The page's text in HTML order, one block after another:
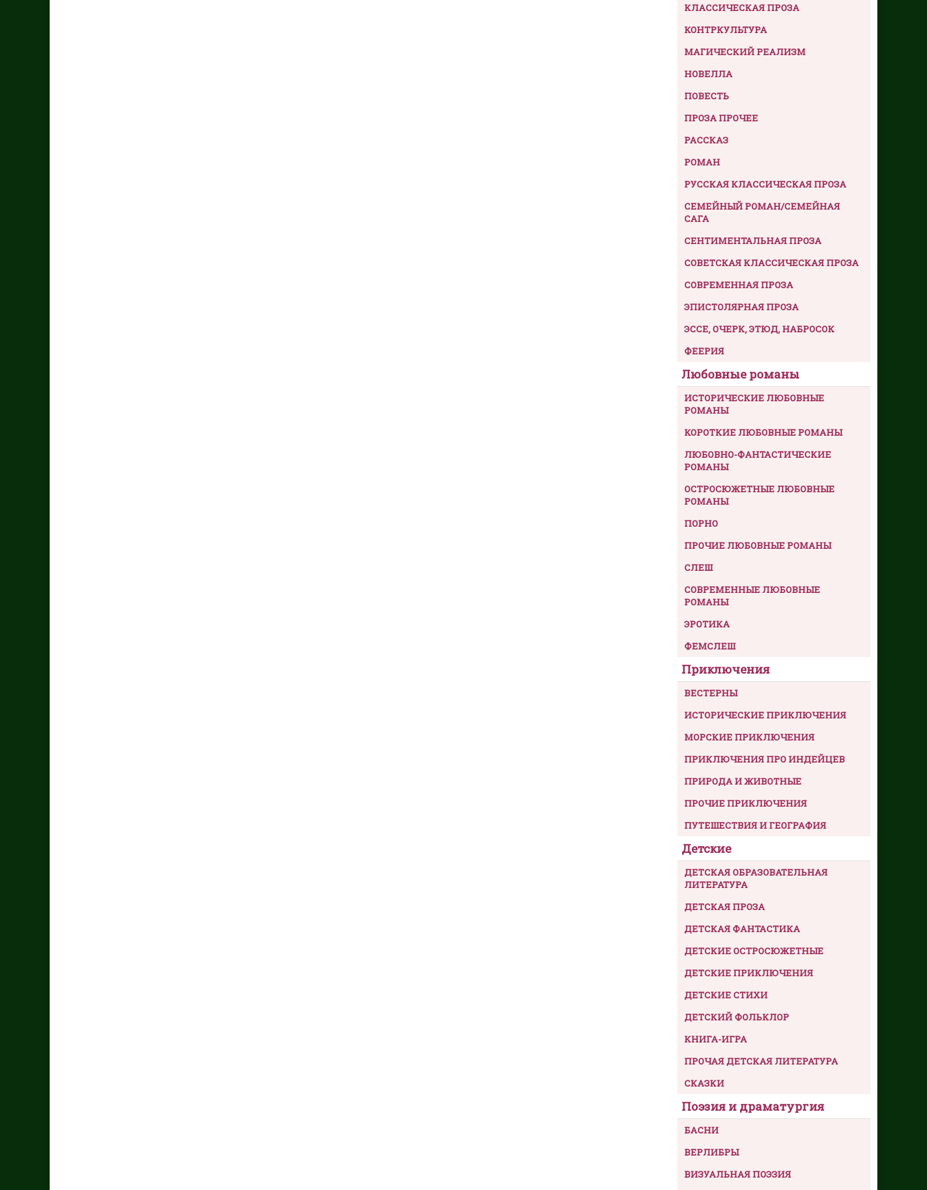
КЛАССИЧЕСКАЯ ПРОЗА
КОНТРКУЛЬТУРА
МАГИЧЕСКИЙ РЕАЛИЗМ
НОВЕЛЛА
ПОВЕСТЬ
ПРОЗА ПРОЧЕЕ
РАССКАЗ
РОМАН
РУССКАЯ КЛАССИЧЕСКАЯ ПРОЗА
СЕМЕЙНЫЙ РОМАН/СЕМЕЙНАЯ
САГА
СЕНТИМЕНТАЛЬНАЯ ПРОЗА
СОВЕТСКАЯ КЛАССИЧЕСКАЯ ПРОЗА
СОВРЕМЕННАЯ ПРОЗА
ЭПИСТОЛЯРНАЯ ПРОЗА
ЭССЕ, ОЧЕРК, ЭТЮД, НАБРОСОК
ФЕЕРИЯ
Любовные романы
ИСТОРИЧЕСКИЕ ЛЮБОВНЫЕ
РОМАНЫ
КОРОТКИЕ ЛЮБОВНЫЕ РОМАНЫ
ЛЮБОВНО-ФАНТАСТИЧЕСКИЕ
РОМАНЫ
ОСТРОСЮЖЕТНЫЕ ЛЮБОВНЫЕ
РОМАНЫ
ПОРНО
ПРОЧИЕ ЛЮБОВНЫЕ РОМАНЫ
СЛЕШ
СОВРЕМЕННЫЕ ЛЮБОВНЫЕ
РОМАНЫ
ЭРОТИКА
ФЕМСЛЕШ
Приключения
ВЕСТЕРНЫ
ИСТОРИЧЕСКИЕ ПРИКЛЮЧЕНИЯ
МОРСКИЕ ПРИКЛЮЧЕНИЯ
ПРИКЛЮЧЕНИЯ ПРО ИНДЕЙЦЕВ
ПРИРОДА И ЖИВОТНЫЕ
ПРОЧИЕ ПРИКЛЮЧЕНИЯ
ПУТЕШЕСТВИЯ И ГЕОГРАФИЯ
Детские
ДЕТСКАЯ ОБРАЗОВАТЕЛЬНАЯ
ЛИТЕРАТУРА
ДЕТСКАЯ ПРОЗА
ДЕТСКАЯ ФАНТАСТИКА
ДЕТСКИЕ ОСТРОСЮЖЕТНЫЕ
ДЕТСКИЕ ПРИКЛЮЧЕНИЯ
ДЕТСКИЕ СТИХИ
ДЕТСКИЙ ФОЛЬКЛОР
КНИГА-ИГРА
ПРОЧАЯ ДЕТСКАЯ ЛИТЕРАТУРА
СКАЗКИ
Поэзия и драматургия
БАСНИ
ВЕРЛИБРЫ
ВИЗУАЛЬНАЯ ПОЭЗИЯ